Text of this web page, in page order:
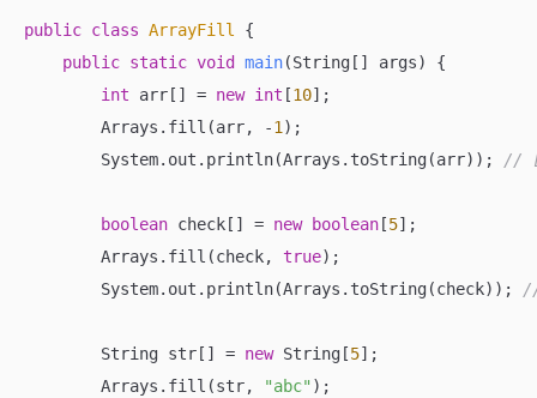
public class ArrayFill
{
public static void main(String[] args)
{
int arr[] = new int [10];
        Arrays.fill(arr, -
1 );
        System.out.println(Arrays.toString(arr));
//
boolean check[] = new boolean [5];
        Arrays.fill(check,
true);
        System.out.println(Arrays.toString(check));
        String str[] =
new String[5];
        Arrays.fill(str,
"abc" );